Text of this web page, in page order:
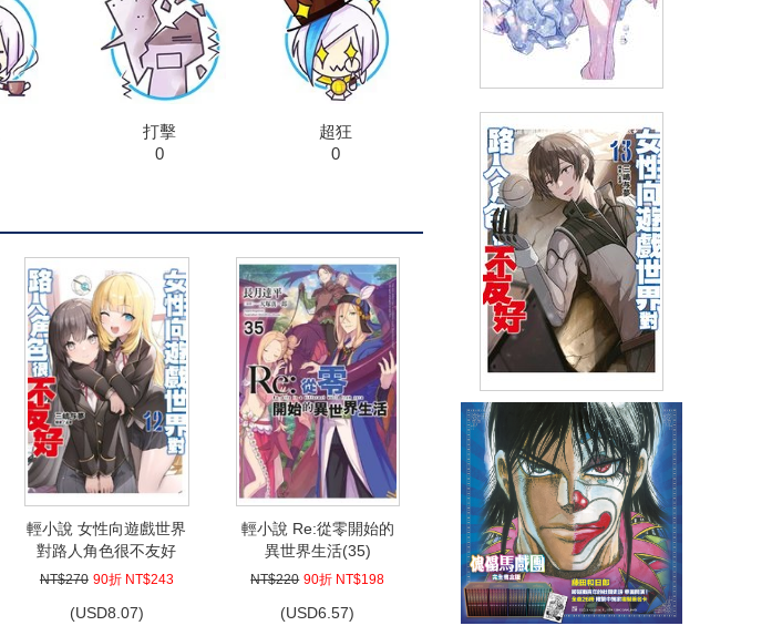
打擊
0
超狂
0
輕小說 女性向遊戲世界
對路人角色很不友好
(12)限定版
NT$270 90折 NT$243
(USD8.07)
輕小說 Re:從零開始的
異世界生活(35)
NT$220 90折 NT$198
(USD6.57)
(11) 那時我們在各自的路上作過
夢
NT$230 90折 NT$207 (USD 6.87)
輕小說 女性向遊戲世界對路人
角色很不友好(13)END 限定版
NT$330 90折 NT$297 (USD9.86)